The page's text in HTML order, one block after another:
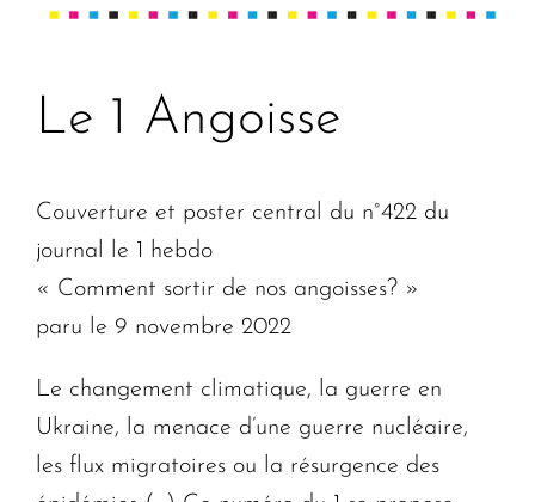
Le 1 Angoisse
Couverture et poster central du n°422 du
journal le 1 hebdo
« Comment sortir de nos angoisses? »
paru le 9 novembre 2022
Le changement climatique, la guerre en
Ukraine, la menace d’une guerre nucléaire,
les flux migratoires ou la résurgence des